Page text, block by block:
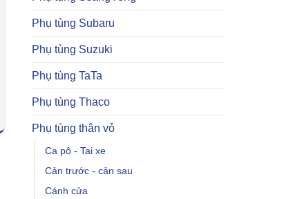
Phụ tùng Subaru
Phụ tùng Suzuki
Phụ tùng TaTa
Phụ tùng Thaco
Phụ tùng thân vỏ
Ca pô - Tai xe
Cản trước - cản sau
Cánh cửa